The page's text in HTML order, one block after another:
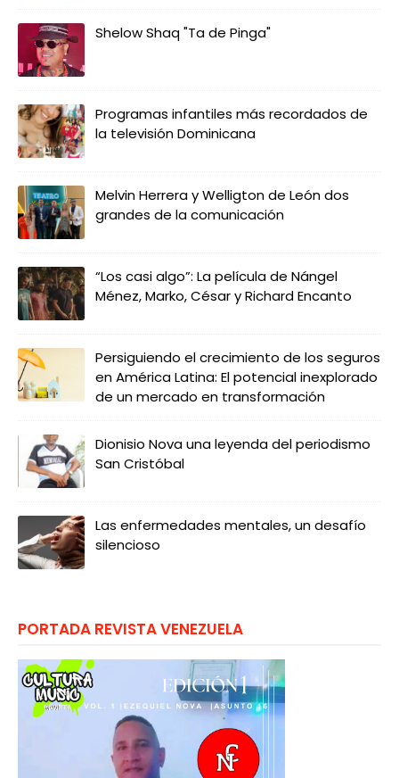
Shelow Shaq "Ta de Pinga"
Programas infantiles más recordados de
la televisión Dominicana
Melvin Herrera y Welligton de León dos
grandes de la comunicación
“Los casi algo”: La película de Nángel
Ménez, Marko, César y Richard Encanto
Persiguiendo el crecimiento de los seguros
en América Latina: El potencial inexplorado
de un mercado en transformación
Dionisio Nova una leyenda del periodismo
San Cristóbal
Las enfermedades mentales, un desafío
silencioso
PORTADA REVISTA VENEZUELA